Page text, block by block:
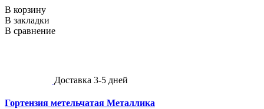
В корзину
В закладки
В сравнение
Доставка 3-5 дней
Гортензия метельчатая Металлика